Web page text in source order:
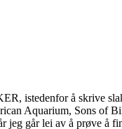
istedenfor å skrive
Aquarium, Sons of
går lei av å prøve å